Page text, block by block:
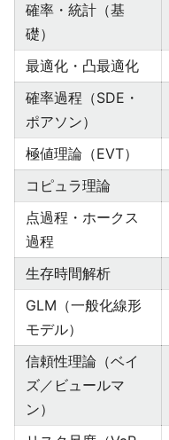
確率・統計（基
礎）
最適化・凸最適化
確率過程（SDE・
ポアソン）
極値理論（EVT）
コピュラ理論
点過程・ホークス
過程
生存時間解析
GLM（一般化線形
モデル）
信頼性理論（ベイ
ズ／ビュールマ
ン）